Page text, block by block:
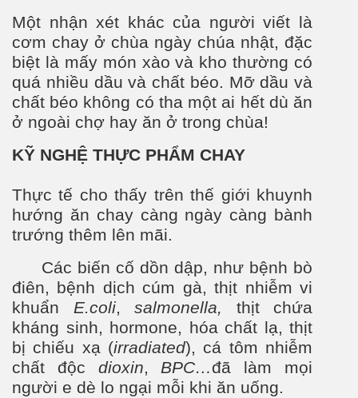
Một nhận xét khác của người viết là
cơm chay ở chùa ngày chúa nhật, đặc
biệt là mấy món xào và kho thường có
quá nhiều dầu và chất béo. Mỡ dầu và
chất béo không có tha một ai hết dù ăn
ở ngoài chợ hay ăn ở trong chùa!
KỸ NGHỆ THỰC PHẨM CHAY
Thực tế cho thấy trên thế giới khuynh
hướng ăn chay càng ngày càng bành
trướng thêm lên mãi.
biến cố dồn dập, nhưbệnh bò
điên, bệnh dịch cúm gà, thịt nhiễm vi
khuẩn E.coli, salmonella, thịt chứa
kháng sinh, hormone, hóa chất lạ, thịt
bị chiếu xạ (irradiated), cá tôm nhiễm
chất độc dioxin,BPC…đã làm mọi
người e dè lo ngại mỗi khi ăn uống.